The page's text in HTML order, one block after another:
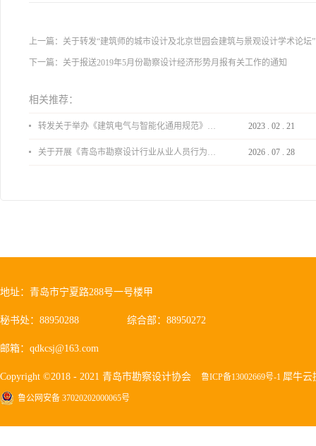
上一篇： 关于转发“建筑师的城市设计及北京世园会建筑与景观设计学术论坛
下一篇： 关于报送2019年5月份勘察设计经济形势月报有关工作的通知
相关推荐：
转发关于举办《建筑电气与智能化通用规范》 GB55024-2022公益宣贯的通知 2023 . 02 . 21
关于开展《青岛市勘察设计行业从业人员行为导则》、《青岛市住宅工程设计审查品质提升指引（2026版）》宣贯活动的通知 2026 . 07 . 28
地址：青岛市宁夏路288号一号楼甲
秘书处：88950288 综合部：88950272
邮箱：qdkcsj@163.com
Copyright ©2018 - 2021 青岛市勘察设计协会 鲁ICP备13002669号-1 犀牛云
鲁公网安备 37020202000065号